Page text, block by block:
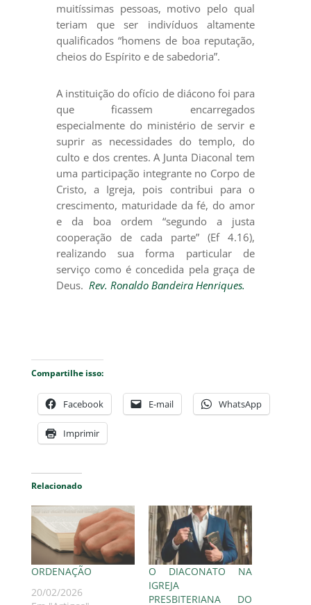
muitíssimas pessoas, motivo pelo qual
teriam que ser indivíduos altamente
qualificados “homens de boa reputação,
cheios do Espírito e de sabedoria”.
A instituição do ofício de diácono foi para
que ficassem encarregados
especialmente do ministério de servir e
suprir as necessidades do templo, do
culto e dos crentes. A Junta Diaconal tem
uma participação integrante no Corpo de
Cristo, a Igreja, pois contribui para o
crescimento, maturidade da fé, do amor
e da boa ordem “segundo a justa
cooperação de cada parte” (Ef 4.16),
realizando sua forma particular de
serviço como é concedida pela graça de
Deus. Rev. Ronaldo Bandeira Henriques.
Compartilhe isso:
Facebook E-mail WhatsApp
Imprimir
Relacionado
ORDENAÇÃO
20/02/2026
O DIACONATO NA
IGREJA
PRESBITERIANA DO